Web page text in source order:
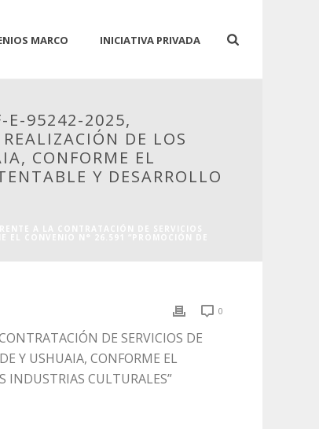
MARCO INICIATIVA PRIVADA
E-95242-2025,
DE LOS
CONFORME EL
Y DESARROLLO
0
DE SERVICIOS DE
Y USHUAIA, CONFORME EL
INDUSTRIAS CULTURALES”